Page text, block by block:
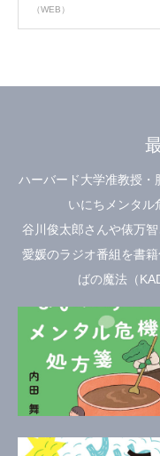
（WEB）
ハーバード大学准教授・
いにちメンタル
谷川俊太郎さんや俵万
愛媛のラジオ番組を書
ばの魔法（